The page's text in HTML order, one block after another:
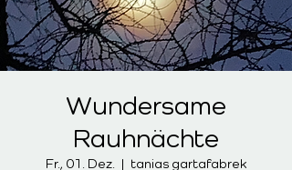
Wundersame
Rauhnächte
Fr., 01. Dez.
  |
tanias gartafabrek